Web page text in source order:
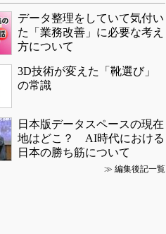
データ整理をしていて気付い
た「業務改善」に必要な考え
方について
3D技術が変えた「靴選び」
の常識
日本版データスペースの現在
地はどこ？ AI時代における
日本の勝ち筋について
≫ 編集後記一覧